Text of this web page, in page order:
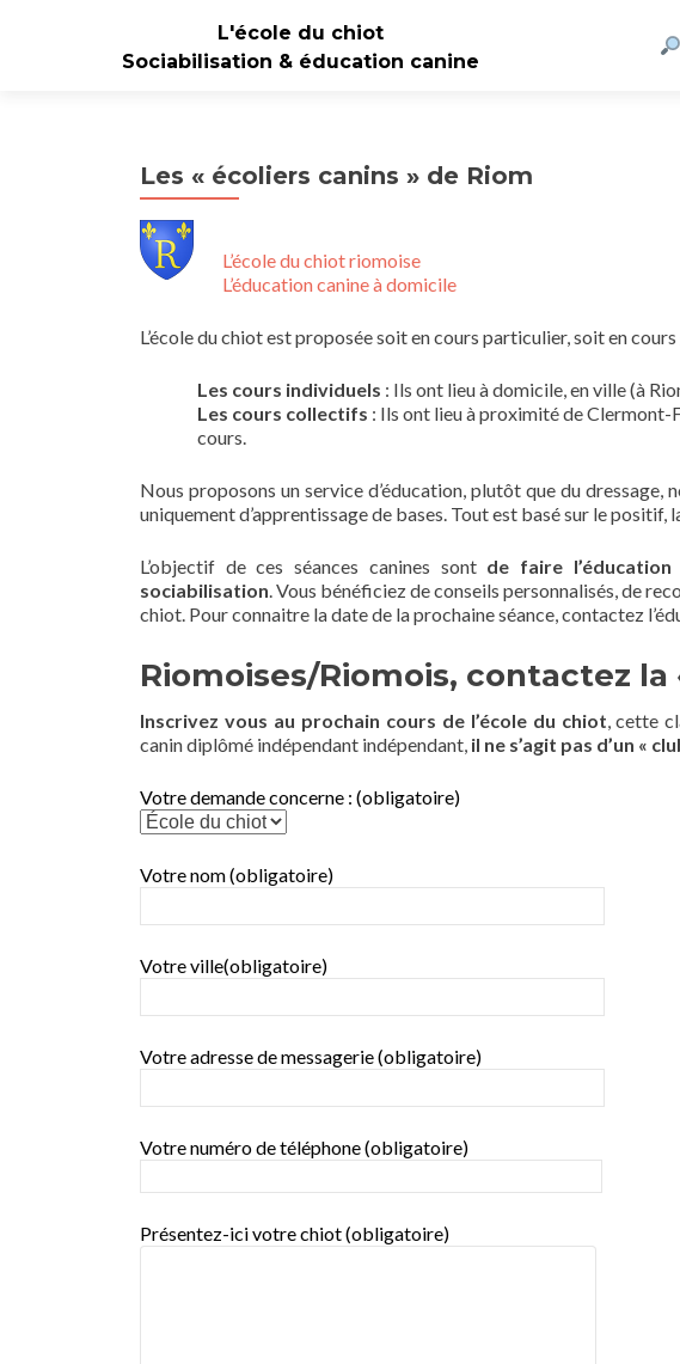
L'école du chiot
Sociabilisation & éducation canine
to
Les « écoliers canins » de Riom
L’école du chiot riomoise
L’éducation canine à domicile
L’école du chiot est proposée soit en cours particulier, soit en
Les cours individuels : Ils ont lieu à domicile, en ville (à
Les cours collectifs : Ils ont lieu à proximité de Clermont-
cours.
Nous proposons un service d’éducation, plutôt que du
uniquement d’apprentissage de bases. Tout est basé sur le positif,
L’objectif de ces séances canines sont de faire
sociabilisation. Vous bénéficiez de conseils personnalisés, de
chiot. Pour connaitre la date de la prochaine séance, contactez
Riomoises/Riomois, contactez
Inscrivez vous au prochain cours de l’école du chiot, cette
canin diplômé indépendant indépendant, il ne s’agit pas d’un «
Votre demande concerne : (obligatoire)
Votre nom (obligatoire)
Votre ville(obligatoire)
Votre adresse de messagerie (obligatoire)
Votre numéro de téléphone (obligatoire)
Présentez-ici votre chiot (obligatoire)